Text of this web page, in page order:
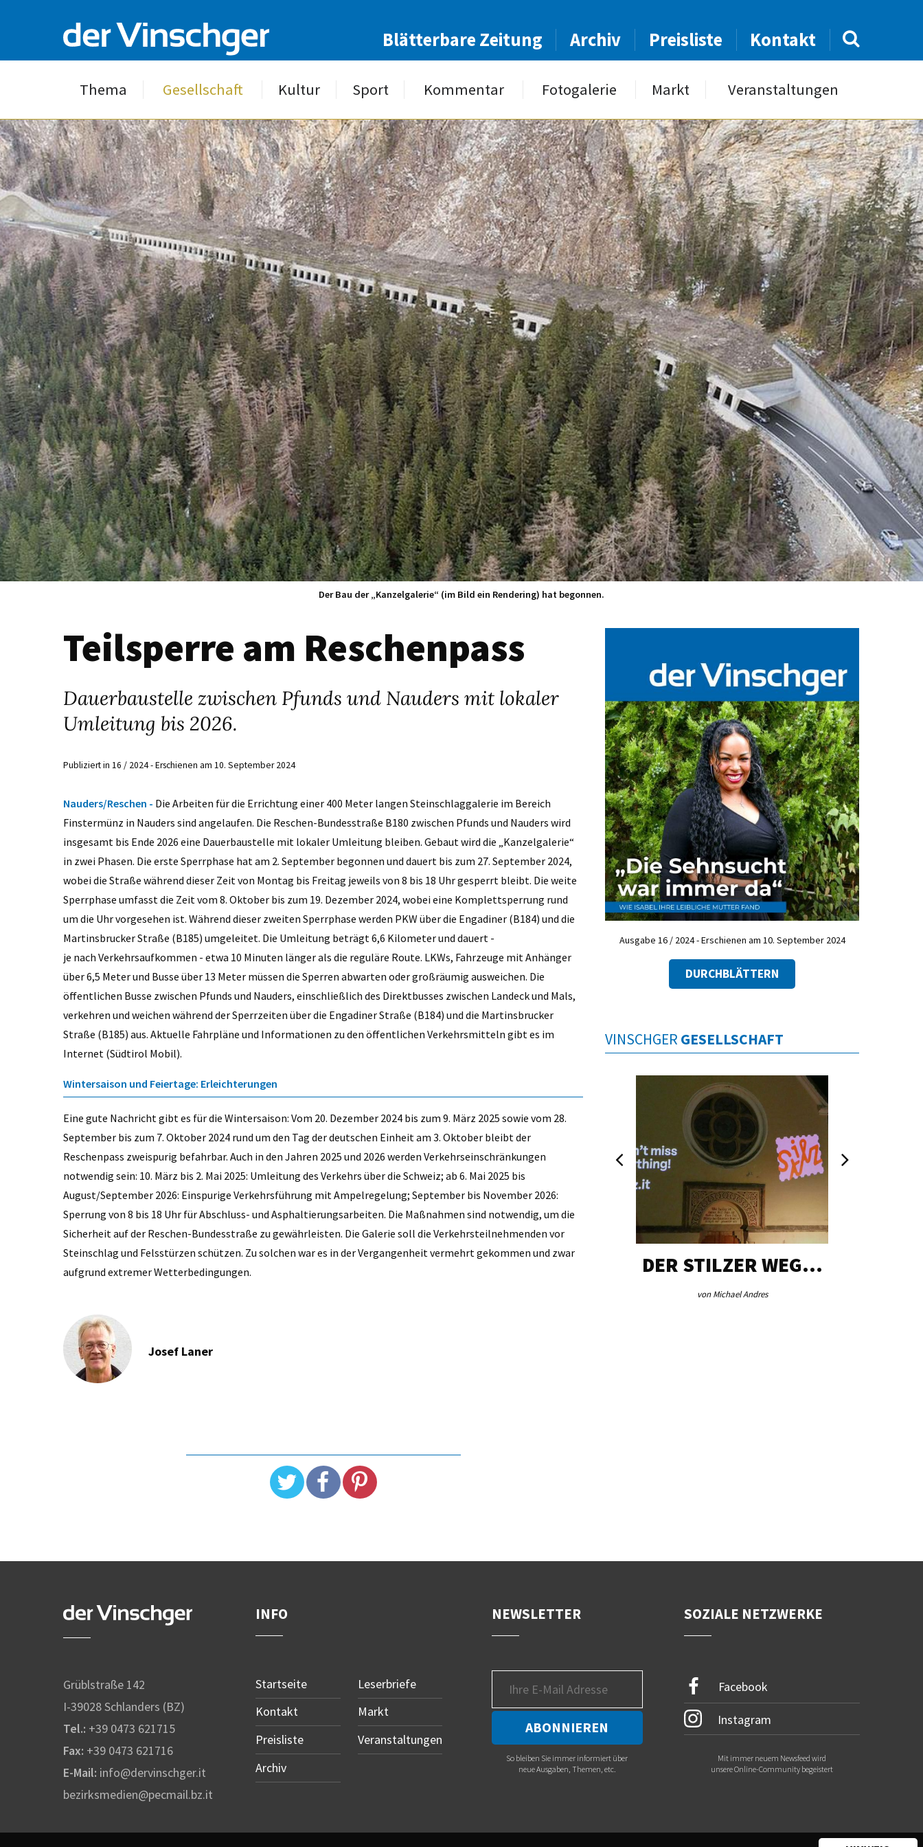
Blätterbare Zeitung Archiv Preisliste Kontakt
Thema Gesellschaft Kultur Sport Kommentar Fotogalerie Markt Veranstaltungen
Der Bau der „Kanzelgalerie“ (im Bild ein Rendering) hat begonnen.
Teilsperre am Reschenpass
Dauerbaustelle zwischen Pfunds und Nauders mit lokaler
Umleitung bis 2026.
Publiziert in 16 / 2024 - Erschienen am 10. September 2024
Nauders/Reschen - Die Arbeiten für die Errichtung einer 400 Meter langen Steinschlaggalerie im Bereich
Finstermünz in Nauders sind angelaufen. Die Reschen-Bundesstraße B180 zwischen Pfunds und Nauders wird
insgesamt bis Ende 2026 eine Dauerbaustelle mit lokaler Umleitung bleiben. Gebaut wird die „Kanzelgalerie“
in zwei Phasen. Die erste Sperrphase hat am 2. September begonnen und dauert bis zum 27. September 2024,
wobei die Straße während dieser Zeit von Montag bis Freitag jeweils von 8 bis 18 Uhr gesperrt bleibt. Die weite
Sperrphase umfasst die Zeit vom 8. Oktober bis zum 19. Dezember 2024, wobei eine Komplettsperrung rund
um die Uhr vorgesehen ist. Während dieser zweiten Sperrphase werden PKW über die Engadiner (B184) und die
Martinsbrucker Straße (B185) umgeleitet. Die Umleitung beträgt 6,6 Kilometer und dauert -
je nach Verkehrsaufkommen - etwa 10 Minuten länger als die reguläre Route. LKWs, Fahrzeuge mit Anhänger
über 6,5 Meter und Busse über 13 Meter müssen die Sperren abwarten oder großräumig ausweichen. Die
öffentlichen Busse zwischen Pfunds und Nauders, einschließlich des Direktbusses zwischen Landeck und Mals,
verkehren und weichen während der Sperrzeiten über die Engadiner Straße (B184) und die Martinsbrucker
Straße (B185) aus. Aktuelle Fahrpläne und Informationen zu den öffentlichen Verkehrsmitteln gibt es im
Internet (Südtirol Mobil).
Wintersaison und Feiertage: Erleichterungen
Eine gute Nachricht gibt es für die Wintersaison: Vom 20. Dezember 2024 bis zum 9. März 2025 sowie vom 28.
September bis zum 7. Oktober 2024 rund um den Tag der deutschen Einheit am 3. Oktober bleibt der
Reschenpass zweispurig befahrbar. Auch in den Jahren 2025 und 2026 werden Verkehrseinschränkungen
notwendig sein: 10. März bis 2. Mai 2025: Umleitung des Verkehrs über die Schweiz; ab 6. Mai 2025 bis
August/September 2026: Einspurige Verkehrsführung mit Ampelregelung; September bis November 2026:
Sperrung von 8 bis 18 Uhr für Abschluss- und Asphaltierungsarbeiten. Die Maßnahmen sind notwendig, um die
Sicherheit auf der Reschen-Bundesstraße zu gewährleisten. Die Galerie soll die Verkehrsteilnehmenden vor
Steinschlag und Felsstürzen schützen. Zu solchen war es in der Vergangenheit vermehrt gekommen und zwar
aufgrund extremer Wetterbedingungen.
Josef Laner
Ausgabe 16 / 2024 - Erschienen am 10. September 2024
DURCHBLÄTTERN
VINSCHGER GESELLSCHAFT
DER STILZER WEG…
von Michael Andres
Grüblstraße 142
I-39028 Schlanders (BZ)
Tel.: +39 0473 621715
Fax: +39 0473 621716
E-Mail: info@dervinschger.it
bezirksmedien@pecmail.bz.it
INFO
Startseite
Kontakt
Preisliste
Archiv
Leserbriefe
Markt
Veranstaltungen
NEWSLETTER
So bleiben Sie immer informiert über
neue Ausgaben, Themen, etc.
SOZIALE NETZWERKE
Facebook
Instagram
Mit immer neuem Newsfeed wird
unsere Online-Community begeistert